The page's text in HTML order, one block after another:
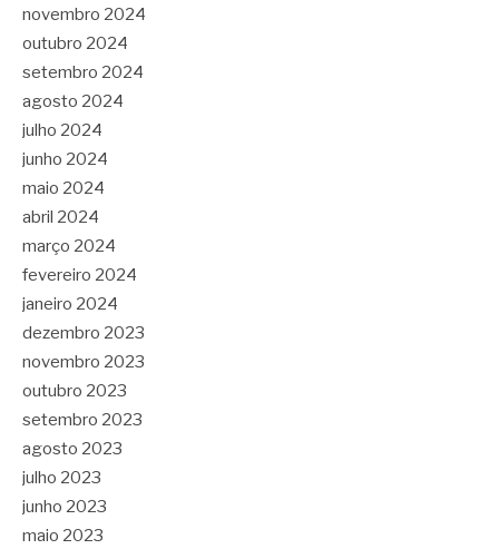
novembro 2024
outubro 2024
setembro 2024
agosto 2024
julho 2024
junho 2024
maio 2024
abril 2024
março 2024
fevereiro 2024
janeiro 2024
dezembro 2023
novembro 2023
outubro 2023
setembro 2023
agosto 2023
julho 2023
junho 2023
maio 2023